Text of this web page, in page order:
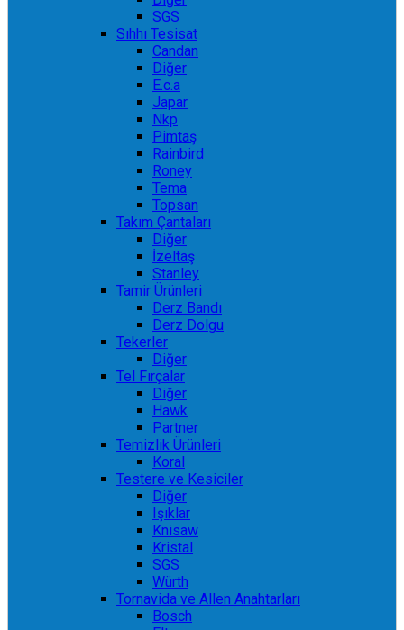
SGS
Sıhhı Tesisat
Candan
Diğer
E.c.a
Japar
Nkp
Pimtaş
Rainbird
Roney
Tema
Topsan
Takım Çantaları
Diğer
İzeltaş
Stanley
Tamir Ürünleri
Derz Bandı
Derz Dolgu
Tekerler
Diğer
Tel Fırçalar
Diğer
Hawk
Partner
Temizlik Ürünleri
Koral
Testere ve Kesiciler
Diğer
Işıklar
Knisaw
Kristal
SGS
Würth
Tornavida ve Allen Anahtarları
Bosch